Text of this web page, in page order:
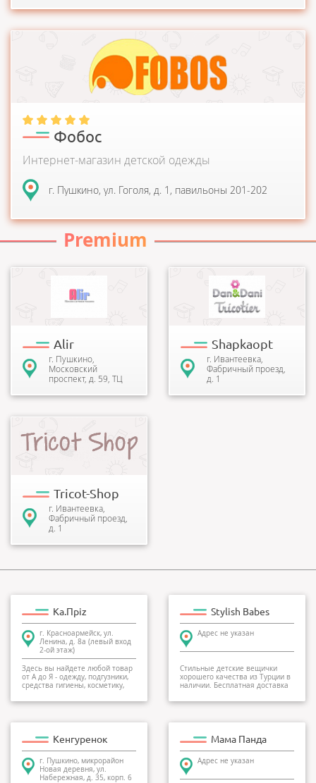
Детская одежда высочайшего европейского качества по
самым привлекательным ценам....
Фобос
Интернет-магазин детской одежды
г. Пушкино, ул. Гоголя, д. 1, павильоны 201-202
Premium
предлагает к
приобретению школьную
аксессуары, канцтовары...
Alir
г. Пушкино,
Московский
проспект, д. 59, ТЦ
В каталоге интернет-
магазина клиенты найдут
шапки с завязками, береты,
теплые шлемы, удобные и
Shapkaopt
г. Ивантеевка,
Фабричный проезд,
д. 1
Компания Tricot Shop
является официальным
интернет-магазином
известной торговой марки
Tricot-Shop
г. Ивантеевка,
Фабричный проезд,
д. 1
Ka.Прiz
г. Красноармейск, ул.
Ленина, д. 8а (левый вход
2-ой этаж)
Здесь вы найдете любой товар
от А до Я - одежду, подгузники,
средства гигиены, косметику,
Stylish Babes
Адрес не указан
Стильные детские вещички
хорошего качества из Турции в
наличии. Бесплатная доставка
Кенгуренок
г. Пушкино, микрорайон
Новая деревня, ул.
Набережная, д. 35, корп. 6
Мама Панда
Адрес не указан